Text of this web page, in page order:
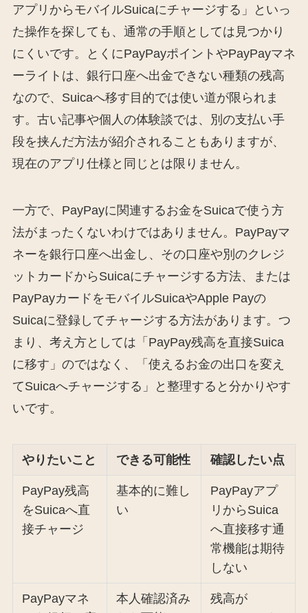
アプリからモバイルSuicaにチャージする」といっ
た操作を探しても、通常の手順としては見つかり
にくいです。とくにPayPayポイントやPayPayマネ
ーライトは、銀行口座へ出金できない種類の残高
なので、Suicaへ移す目的では使い道が限られま
す。古い記事や個人の体験談では、別の支払い手
段を挟んだ方法が紹介されることもありますが、
現在のアプリ仕様と同じとは限りません。
一方で、PayPayに関連するお金をSuicaで使う方
法がまったくないわけではありません。PayPayマ
ネーを銀行口座へ出金し、その口座や別のクレジ
ットカードからSuicaにチャージする方法、または
PayPayカードをモバイルSuicaやApple Payの
Suicaに登録してチャージする方法があります。つ
まり、考え方としては「PayPay残高を直接Suica
に移す」のではなく、「使えるお金の出口を変え
てSuicaへチャージする」と整理すると分かりやす
いです。
やりたいこと できる可能性 確認したい点
PayPay残高
をSuicaへ直
接チャージ
基本的に難し
い
PayPayアプ
リからSuica
へ直接移す通
常機能は期待
しない
PayPayマネ
本人確認済み
残高が